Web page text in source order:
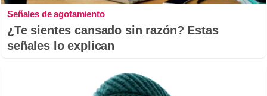
Señales de agotamiento
¿Te sientes cansado sin razón? Estas
señales lo explican